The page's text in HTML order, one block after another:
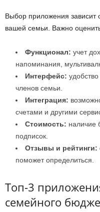
Выбор приложения зависит
вашей семьи. Важно
Функционал: учет
напоминания,
Интерфейс:
членов семьи.
Интеграция:
счетами и другими
Стоимость: наличие
подписок.
Отзывы и рейтинги:
поможет определиться.
Топ-3
семейного